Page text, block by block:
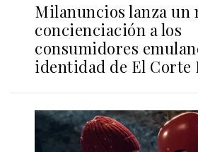
Milanuncios lanza un
concienciación a los
consumidores
identidad de El Corte